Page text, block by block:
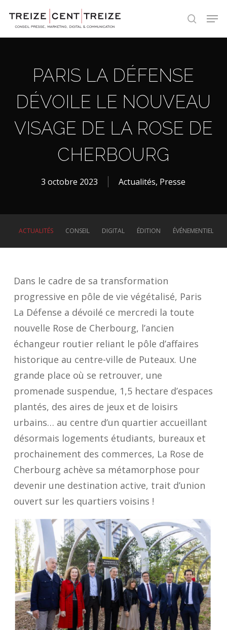
search
PARIS LA DÉFENSE
DÉVOILE LE NOUVEAU
VISAGE DE LA ROSE DE
CHERBOURG
3 octobre 2023 Actualités, Presse
ACTUALITÉS CONSEIL DIGITAL ÉDITION ÉVÉNEMENTIEL
Dans le cadre de sa transformation
progressive en pôle de vie végétalisé, Paris
La Défense a dévoilé ce mercredi la toute
nouvelle Rose de Cherbourg, l’ancien
échangeur routier reliant le pôle d’affaires
historique au centre-ville de Puteaux. Une
grande place où se retrouver, une
promenade suspendue, 1,5 hectare d’espaces
plantés, des aires de jeux et de loisirs
urbains… au centre d’un quartier accueillant
désormais logements étudiants, bureaux et
prochainement des commerces, La Rose de
Cherbourg achève sa métamorphose pour
devenir une destination active, trait d’union
ouvert sur les quartiers voisins !